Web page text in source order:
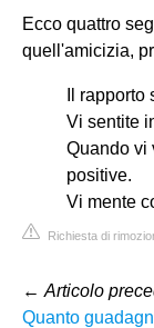
Ecco quattro
quell'amicizia,
Il
Vi sentite
Quando vi
positive.
Vi mente
Richiesta di
← Articolo
Quanto